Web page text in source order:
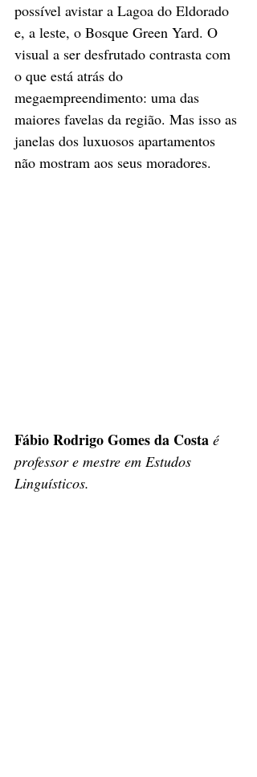
possível avistar a Lagoa do Eldorado
e, a leste, o Bosque Green Yard. O
visual a ser desfrutado contrasta com
o que está atrás do
megaempreendimento: uma das
maiores favelas da região. Mas isso as
janelas dos luxuosos apartamentos
não mostram aos seus moradores.
Fábio Rodrigo Gomes da Costa é
professor e mestre em Estudos
Linguísticos.